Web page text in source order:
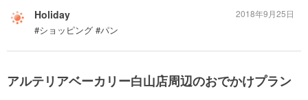
Holiday
#ショッピング #パン
2018年9月25日
アルテリアベーカリー白山店周辺のおでかけプラン